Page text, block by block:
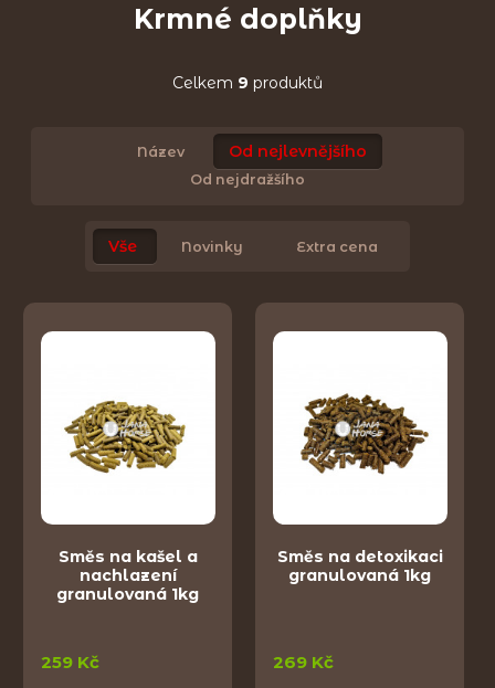
Krmné doplňky
Celkem 9 produktů
Název Od nejlevnějšího
Od nejdražšího
Vše Novinky Extra cena
Směs na kašel a
nachlazení
granulovaná 1kg
259 Kč
Směs na detoxikaci
granulovaná 1kg
269 Kč